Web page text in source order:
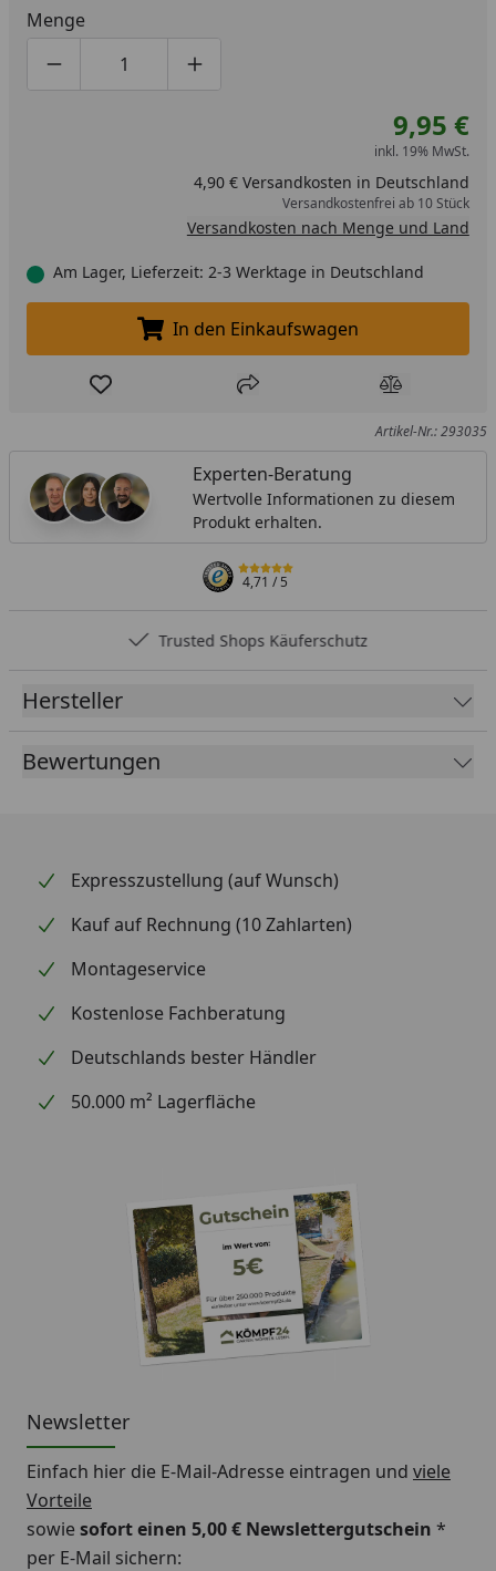
Menge
Produktmenge um eins verringern
Produktmenge manuell eingeben
Produktmenge um eins erhöhen
9,95 €
inkl. 19% MwSt.
4,90 € Versandkosten in Deutschland
Versandkostenfrei ab 10 Stück
Versandkosten nach Menge und Land
Am Lager, Lieferzeit: 2-3 Werktage in Deutschland
In den Einkaufswagen legen
In den Einkaufswagen
Produkt zur Wunschliste hinzufügen
Teilen Produkt
Artikel-Nr.: 293035
Experten-Beratung
Wertvolle Informationen zu diesem
Produkt erhalten.
4,71/ 5
Trusted Shops Käuferschutz
Hersteller
Bewertungen
Expresszustellung (auf Wunsch)
Kauf auf Rechnung (10 Zahlarten)
Montageservice
Kostenlose Fachberatung
Deutschlands bester Händler
50.000 m² Lagerfläche
Newsletter
Einfach hier die E-Mail-Adresse eintragen und viele
Vorteile
sowiesofort einen 5,00 € Newslettergutschein *
per E-Mail sichern: